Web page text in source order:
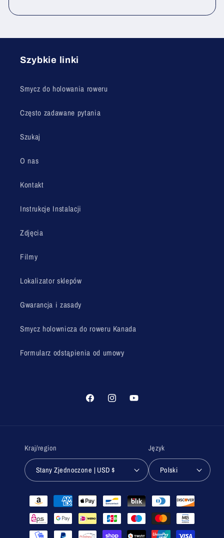
Szybkie linki
Smycz do holowania roweru
Często zadawane pytania
Szukaj
O nas
Kontakt
Instrukcje Instalacji
Zdjęcia
Filmy
Lokalizator sklepów
Gwarancja i zasady
Smycz holownicza do roweru Kanada
Formularz odstąpienia od umowy
FacebookInstagramYoutube
Kraj/region
Stany Zjednoczone | USD $
Język
Polski
Metody
płatności